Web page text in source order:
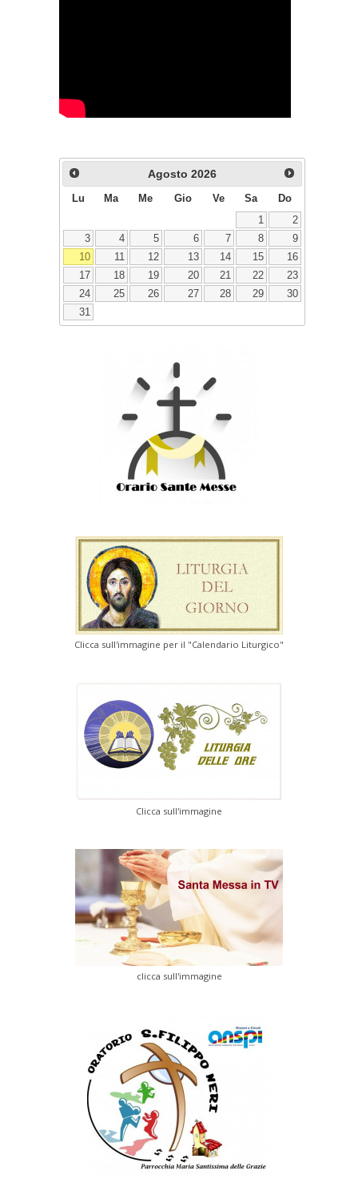
Agosto 2026
Lu Ma Me Gio Ve Sa
Do
1
2
3
4 5 6 7 8
9
10
11 12 13 14 15
16
17
18 19 20 21 22
23
24
25 26 27 28 29
30
31
Clicca sull'immagine per il "Calendario Liturgico"
Clicca sull'immagine
clicca sull'immagine